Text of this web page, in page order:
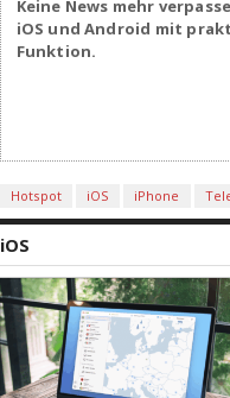
Keine News mehr
iOS und Android mit
Funktion.
Hotspot iOS iPhone
iOS